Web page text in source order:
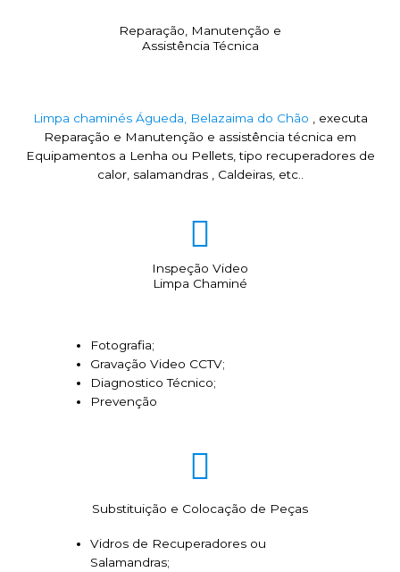
Reparação, Manutenção e
Assistência Técnica
Limpa chaminés Águeda, Belazaima do Chão , executa
Reparação e Manutenção e assistência técnica em
Equipamentos a Lenha ou Pellets, tipo recuperadores de
calor, salamandras , Caldeiras, etc..
Inspeção Video
Limpa Chaminé
Fotografia;
Gravação Video CCTV;
Diagnostico Técnico;
Prevenção
Substituição e Colocação de Peças
Vidros de Recuperadores ou
Salamandras;